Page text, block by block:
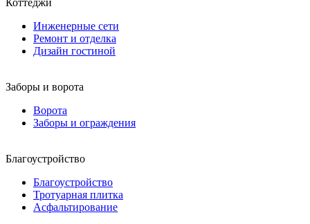
Инженерные сети
Ремонт и отделка
Дизайн гостиной
Заборы и ворота
Ворота
Заборы и ограждения
Благоустройство
Благоустройство
Тротуарная плитка
Асфальтирование